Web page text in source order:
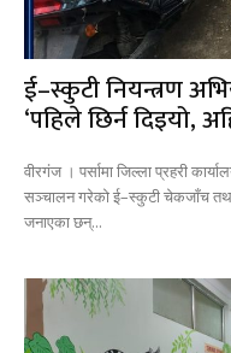
ई–स्कुटी नियन्त्रण
‘पहिले छिर्न दिइयो,
वीरगंज । पर्सामा जिल्ला प्रहरी
सञ्चालन गरेको ई–स्कुटी चेकजाँच तथा
जनाएका छन्...